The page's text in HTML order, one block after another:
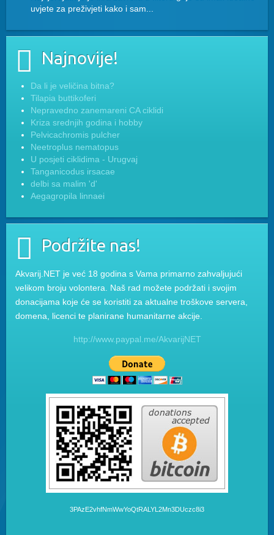
uvjete za preživjeti kako i sam...
Najnovije!
Da li je veličina bitna?
Tilapia buttikoferi
Nepravedno zanemareni CA ciklidi
Kriza srednjih godina i hobby
Pelvicachromis pulcher
Neetroplus nematopus
U posjeti ciklidima - Urugvaj
Tanganicodus irsacae
delbi sa malim 'd'
Aegagropila linnaei
Podržite nas!
Akvarij.NET je već 18 godina s Vama primarno zahvaljujući
velikom broju volontera. Naš rad možete podržati i svojim
donacijama koje će se koristiti za aktualne troškove servera,
domena, licenci te planirane humanitarne akcije.
http://www.paypal.me/AkvarijNET
3PAzE2vhfNmWwYoQtRALYL2Mn3DUczc8i3